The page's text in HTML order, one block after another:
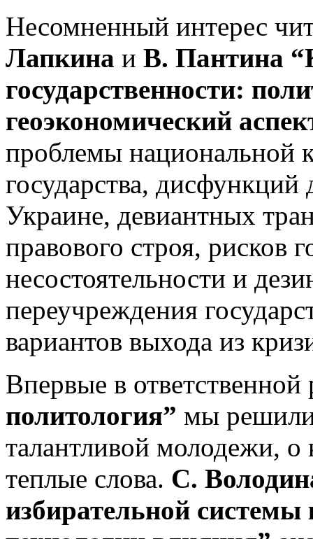
Несомненный интерес
Лапкина и В. Пантина
государственности:
геоэкономический
проблемы национальной
государства, дисфункций
Украине, девиантных
правового строя, рисков
несостоятельности и
переучреждения
вариантов выхода из
Впервые в
политология” мы решили
талантливой молодежи, о
теплые слова. С.
избирательной